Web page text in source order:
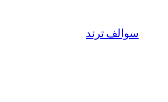
المحتوى
سوالف ترند